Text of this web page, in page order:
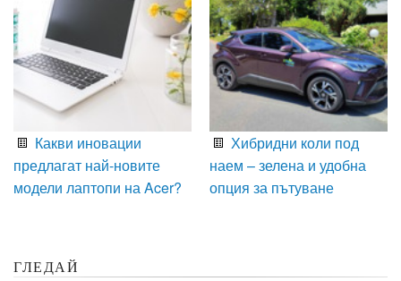
Какви иновации
предлагат най-новите
модели лаптопи на Acer?
Хибридни коли под
наем – зелена и удобна
опция за пътуване
ГЛЕДАЙ